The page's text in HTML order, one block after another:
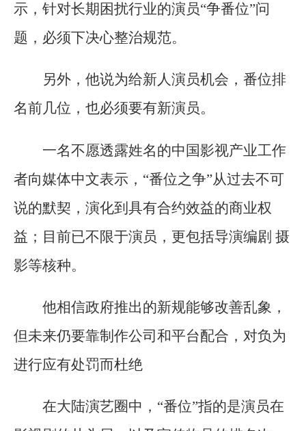
示，针对长期困扰行业的演员“争番位”问
题，必须下决心整治规范。
另外，他说为给新人演员机会，番位排
名前几位，也必须要有新演员。
一名不愿透露姓名的中国影视产业工作
者向媒体中文表示，“番位之争”从过去不可
说的默契，演化到具有合约效益的商业权
益；目前已不限于演员，更包括导演编剧 摄
影等核种。
他相信政府推出的新规能够改善乱象，
但未来仍要靠制作公司和平台配合，对负为
进行应有处罚而杜绝
在大陆演艺圈中，“番位”指的是演员在